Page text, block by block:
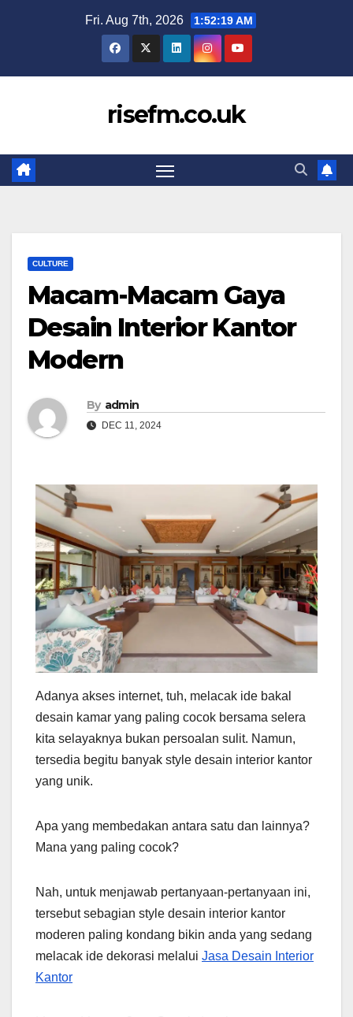
Fri. Aug 7th, 2026 1:52:20 AM
risefm.co.uk
CULTURE
Macam-Macam Gaya
Desain Interior Kantor
Modern
By admin
DEC 11, 2024
Adanya akses internet, tuh, melacak ide bakal
desain kamar yang paling cocok bersama selera
kita selayaknya bukan persoalan sulit. Namun,
tersedia begitu banyak style desain interior kantor
yang unik.
Apa yang membedakan antara satu dan lainnya?
Mana yang paling cocok?
Nah, untuk menjawab pertanyaan-pertanyaan ini,
tersebut sebagian style desain interior kantor
moderen paling kondang bikin anda yang sedang
melacak ide dekorasi melalui Jasa Desain Interior
Kantor